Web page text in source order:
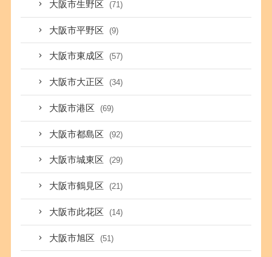
大阪市生野区 (71)
大阪市平野区 (9)
大阪市東成区 (57)
大阪市大正区 (34)
大阪市港区 (69)
大阪市都島区 (92)
大阪市城東区 (29)
大阪市鶴見区 (21)
大阪市此花区 (14)
大阪市旭区 (51)